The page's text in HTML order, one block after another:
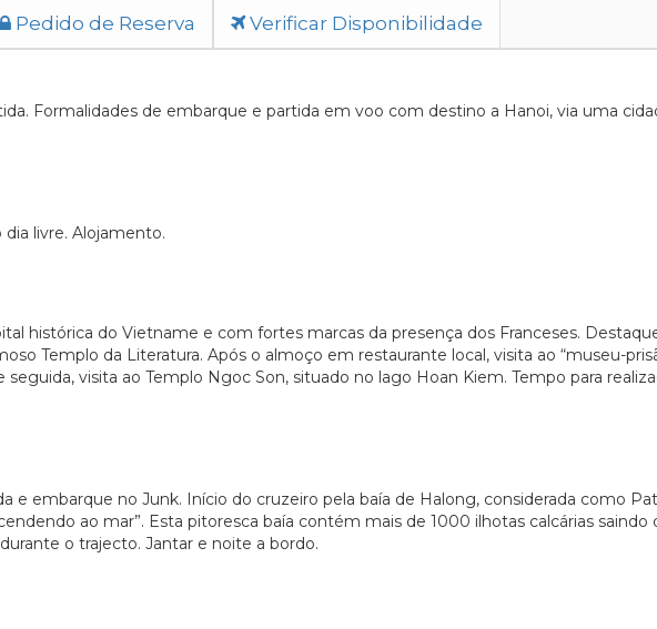
Pedido de Reserva Verificar Disponibilidade
Formalidades de embarque e partida em voo com destino a Hanoi, via uma
livre. Alojamento.
histórica do Vietname e com fortes marcas da presença dos Franceses.
Templo da Literatura. Após o almoço em restaurante local, visita ao “museu-
visita ao Templo Ngoc Son, situado no lago Hoan Kiem. Tempo para
e embarque no Junk. Início do cruzeiro pela baía de Halong, considerada como
ao mar”. Esta pitoresca baía contém mais de 1000 ilhotas calcárias saindo
o trajecto. Jantar e noite a bordo.